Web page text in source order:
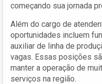
começando sua jornada
Além do cargo de
oportunidades incluem
auxiliar de linha de
vagas. Essas posições
manter a operação de
serviços na região.